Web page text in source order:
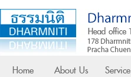
Home About Us Service